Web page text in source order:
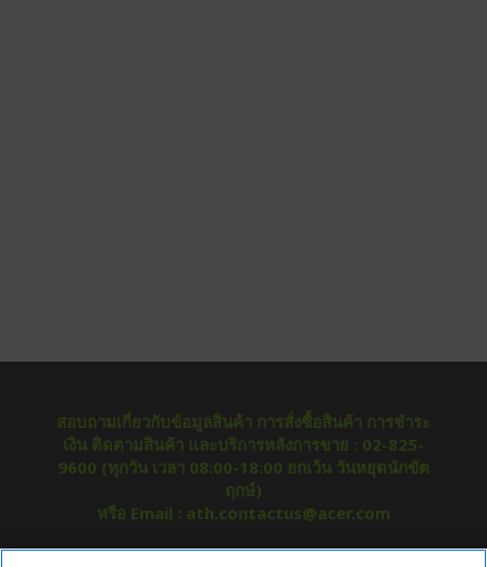
สอบถามเกี่ยวกับข้อมูลสินค้า การสั่งซื้อสินค้า การชำระ
เงิน ติดตามสินค้า และบริการหลังการขาย : 02-825-
9600 (ทุกวัน เวลา 08:00-18:00 ยกเว้น วันหยุดนักขัต
ฤกษ์)
หรือ Email : ath.contactus@acer.com